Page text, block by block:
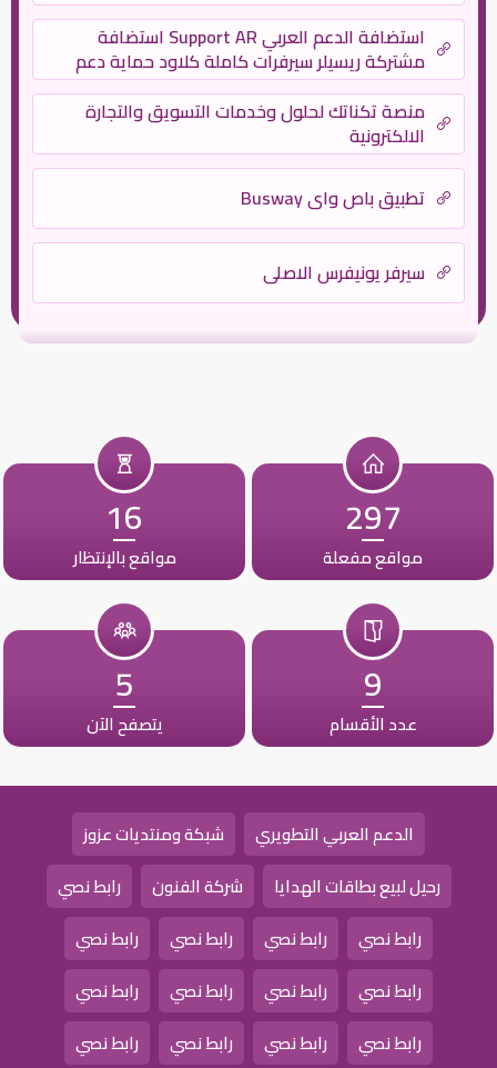
استضافة الدعم العربي Support AR استضافة
مشتركة ريسيلر سيرفرات كاملة كلاود حماية دعم
فني
منصة تكناتك لحلول وخدمات التسويق والتجارة
الالكترونية
تطبيق باص واي Busway
سيرفر يونيفرس الاصلى
297
مواقع مفعلة
16
مواقع بالإنتظار
9
عدد الأقسام
5
يتصفح الآن
الدعم العربي التطويري
شبكة ومنتديات عزوز
رحيل لبيع بطاقات الهدايا
شركة الفنون
رابط نصي
رابط نصي
رابط نصي رابط نصي
رابط نصي
رابط نصي
رابط نصي رابط نصي
رابط نصي
رابط نصي
رابط نصي رابط نصي رابط نصي